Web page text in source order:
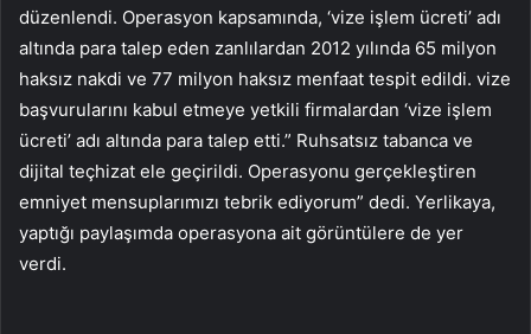
düzenlendi. Operasyon kapsamında, ‘vize işlem ücreti’ adı
altında para talep eden zanlılardan 2012 yılında 65 milyon
haksız nakdi ve 77 milyon haksız menfaat tespit edildi. vize
başvurularını kabul etmeye yetkili firmalardan ‘vize işlem
ücreti’ adı altında para talep etti.” Ruhsatsız tabanca ve
dijital teçhizat ele geçirildi. Operasyonu gerçekleştiren
emniyet mensuplarımızı tebrik ediyorum” dedi. Yerlikaya,
yaptığı paylaşımda operasyona ait görüntülere de yer
verdi.